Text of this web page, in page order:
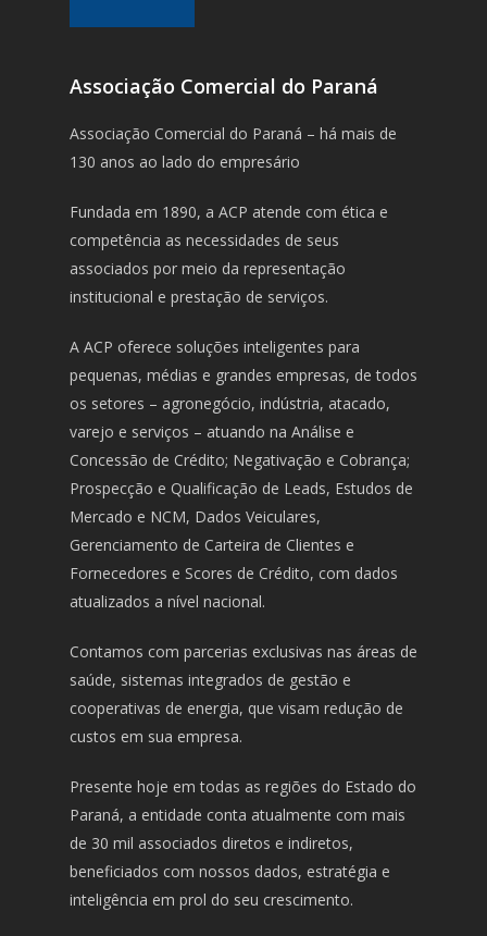
Associação Comercial do Paraná
Associação Comercial do Paraná – há mais de
130 anos ao lado do empresário
Fundada em 1890, a ACP atende com ética e
competência as necessidades de seus
associados por meio da representação
institucional e prestação de serviços.
A ACP oferece soluções inteligentes para
pequenas, médias e grandes empresas, de todos
os setores – agronegócio, indústria, atacado,
varejo e serviços – atuando na Análise e
Concessão de Crédito; Negativação e Cobrança;
Prospecção e Qualificação de Leads, Estudos de
Mercado e NCM, Dados Veiculares,
Gerenciamento de Carteira de Clientes e
Fornecedores e Scores de Crédito, com dados
atualizados a nível nacional.
Contamos com parcerias exclusivas nas áreas de
saúde, sistemas integrados de gestão e
cooperativas de energia, que visam redução de
custos em sua empresa.
Presente hoje em todas as regiões do Estado do
Paraná, a entidade conta atualmente com mais
de 30 mil associados diretos e indiretos,
beneficiados com nossos dados, estratégia e
inteligência em prol do seu crescimento.